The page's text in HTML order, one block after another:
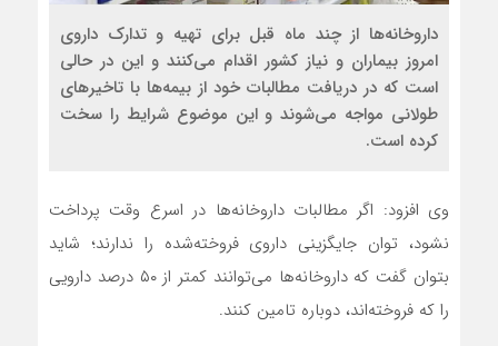
داروخانه‌ها از چند ماه قبل برای تهیه و تدارک داروی
امروز بیماران و نیاز کشور اقدام می‌کنند و این در حالی
است که در دریافت مطالبات خود از بیمه‌ها با تاخیرهای
طولانی مواجه می‌شوند و این موضوع شرایط را سخت
کرده است.
وی افزود: اگر مطالبات داروخانه‌ها در اسرع وقت پرداخت
نشود، توان جایگزینی داروی فروخته‌شده را ندارند؛ شاید
بتوان گفت که داروخانه‌ها می‌توانند کمتر از ۵۰ درصد دارویی
را که فروخته‌اند، دوباره تامین کنند.